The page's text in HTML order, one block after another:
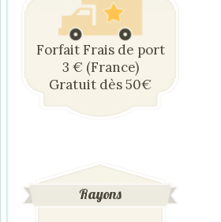
Forfait Frais de port
3 € (France)
Gratuit dès 50€
Rayons